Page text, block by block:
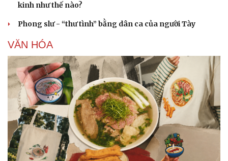
Âm nhạc
kinh như thế nào?
Phong slư - “thư tình” bằng dân ca của người Tày
VĂN HÓA